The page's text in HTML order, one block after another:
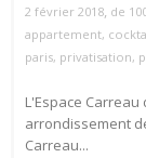
2 février 2018, de
appartement,
paris, privatisation,
L'Espace
arrondissement
Carreau...